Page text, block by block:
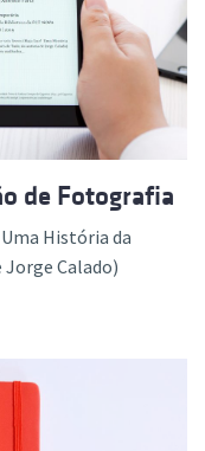
de Fotografia
História da
Jorge Calado)